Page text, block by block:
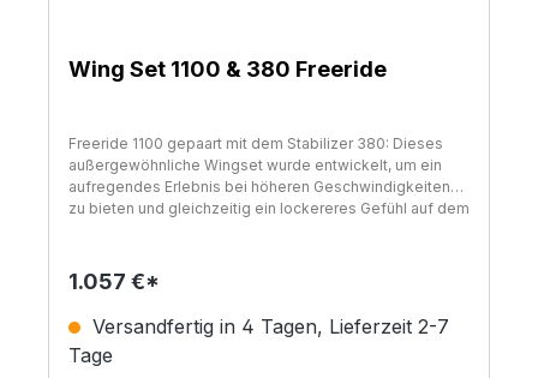
Wing Set 1100 & 380 Freeride
Freeride 1100 gepaart mit dem Stabilizer 380: Dieses
außergewöhnliche Wingset wurde entwickelt, um ein
aufregendes Erlebnis bei höheren Geschwindigkeiten
zu bieten und gleichzeitig ein lockereres Gefühl auf dem
Horizonte zu erkunden. Das Freeride 1100 Wingset sitzt
bequem zwischen seinen Gegenstücken und schafft
eine gute Balance zwischen Geschwindigkeit und
Manövrierfähigkeit. Es ist darauf ausgelegt, eine
aufregende Fahrt zu bieten, die perfekt für diejenigen
1.057 €*
Versandfertig in 4 Tagen, Lieferzeit 2-7
Tage